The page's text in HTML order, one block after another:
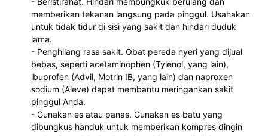
memberikan tekanan langsung pada pinggul. Usahakan
untuk tidak tidur di sisi yang sakit dan hindari duduk
lama.
- Penghilang rasa sakit. Obat pereda nyeri yang dijual
bebas, seperti acetaminophen (Tylenol, yang lain),
ibuprofen (Advil, Motrin IB, yang lain) dan naproxen
sodium (Aleve) dapat membantu meringankan sakit
pinggul Anda.
- Gunakan es atau panas. Gunakan es batu yang
dibungkus handuk untuk memberikan kompres dingin